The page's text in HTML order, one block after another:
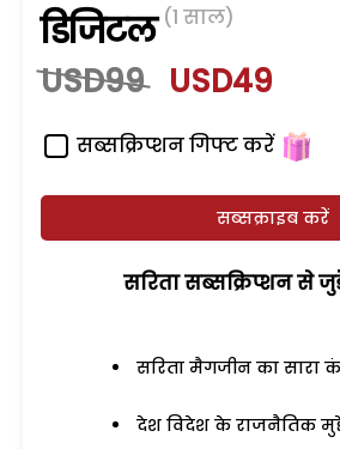
डिजिटल (1 साल)
USD99 USD49
सब्सक्रिप्शन गिफ्ट करें
सब्सक्राइब करें
सरिता सब्सक्रिप्शन से
सरिता मैगजीन का सारा
देश विदेश के राजनैतिक